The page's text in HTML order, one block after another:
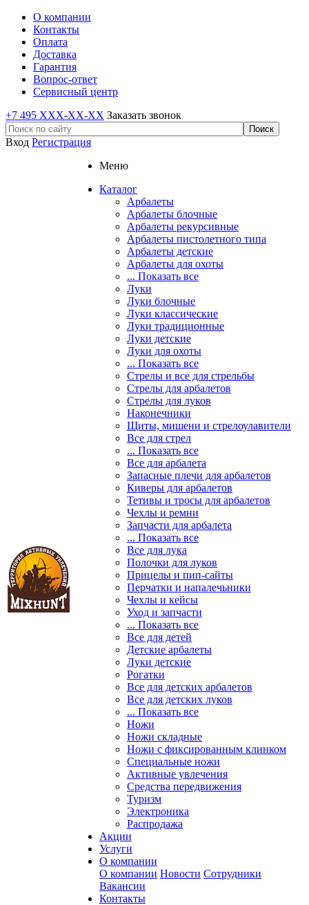
О компании
Контакты
Оплата
Доставка
Гарантия
Вопрос-ответ
Сервисный центр
+7 495 XXX-XX-XX Заказать звонок
Вход Регистрация
Меню
Каталог
Арбалеты
Арбалеты блочные
Арбалеты рекурсивные
Арбалеты пистолетного типа
Арбалеты детские
Арбалеты для охоты
... Показать все
Луки
Луки блочные
Луки классические
Луки традиционные
Луки детские
Луки для охоты
... Показать все
Стрелы и все для стрельбы
Стрелы для арбалетов
Стрелы для луков
Наконечники
Щиты, мишени и стрелоулавители
Все для стрел
... Показать все
Все для арбалета
Запасные плечи для арбалетов
Киверы для арбалетов
Тетивы и тросы для арбалетов
Чехлы и ремни
Запчасти для арбалета
... Показать все
Все для лука
Полочки для луков
Прицелы и пип-сайты
Перчатки и напалечьники
Чехлы и кейсы
Уход и запчасти
... Показать все
Все для детей
Детские арбалеты
Луки детские
Рогатки
Все для детских арбалетов
Все для детских луков
... Показать все
Ножи
Ножи складные
Ножи с фиксированным клинком
Специальные ножи
Активные увлечения
Средства передвижения
Туризм
Электроника
Распродажа
Акции
Услуги
О компании
О компании Новости Сотрудники
Вакансии
Контакты